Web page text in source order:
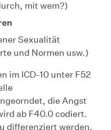
mit wem?)
Sexualität
und Normen usw.)
im ICD-10 unter F52
die Angst
ab F40.0 codiert.
differenziert werden,